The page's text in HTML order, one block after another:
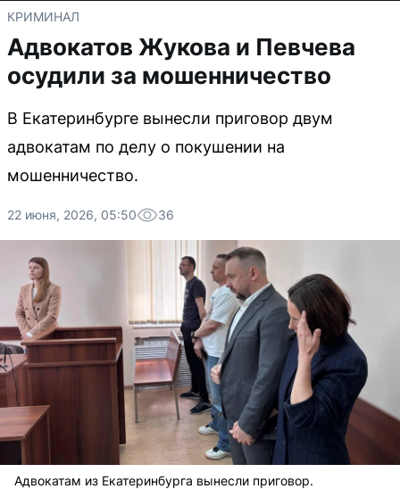
КРИМИНАЛ
Адвокатов Жукова и Певчева
осудили за мошенничество
В Екатеринбурге вынесли приговор двум
адвокатам по делу о покушении на
мошенничество.
22 июня, 2026, 05:50 36
Адвокатам из Екатеринбурга вынесли приговор.